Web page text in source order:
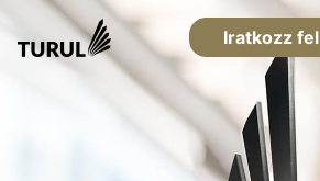
Iratkozz fel